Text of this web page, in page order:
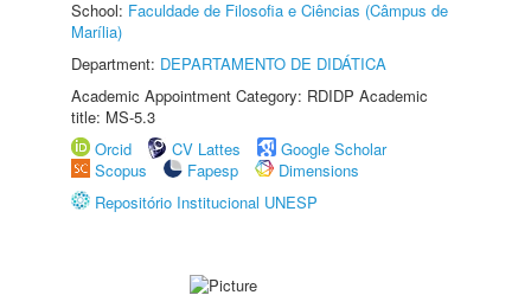
School: Faculdade de Filosofia e Ciências (Câmpus de
Marília)
Department: DEPARTAMENTO DE DIDÁTICA
Academic Appointment Category: RDIDP Academic
title: MS-5.3
Orcid
CV Lattes
Google Scholar
Scopus
Fapesp
Dimensions
Repositório Institucional UNESP